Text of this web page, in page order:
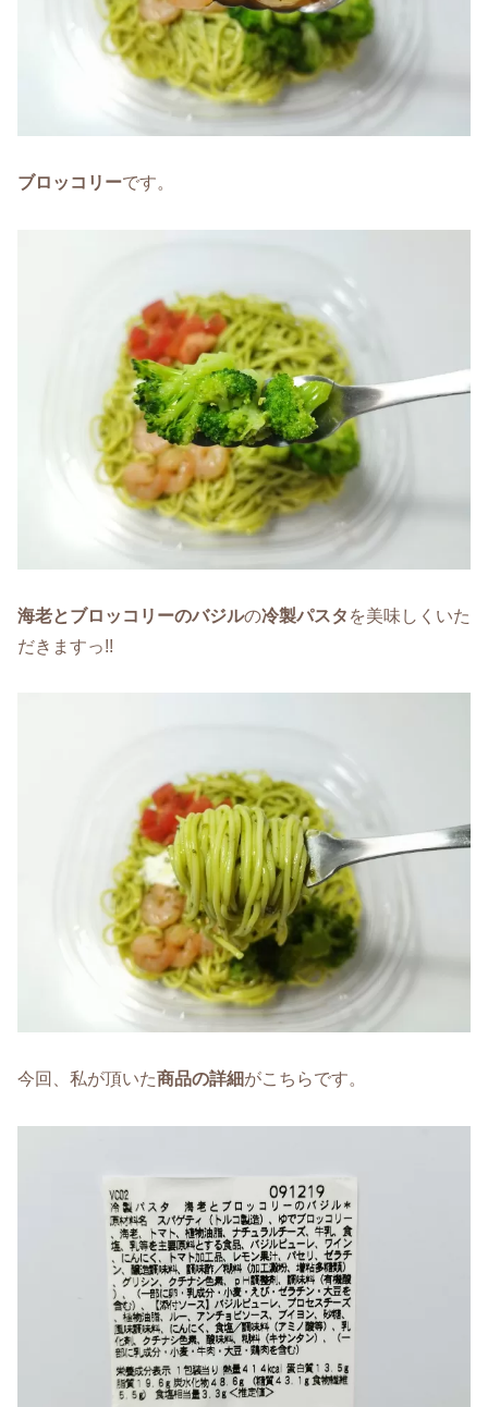
ブロッコリーです。
海老とブロッコリーのバジルの冷製パスタ を美味しくいた
だきますっ!!
今回、私が頂いた商品の詳細がこちらです。